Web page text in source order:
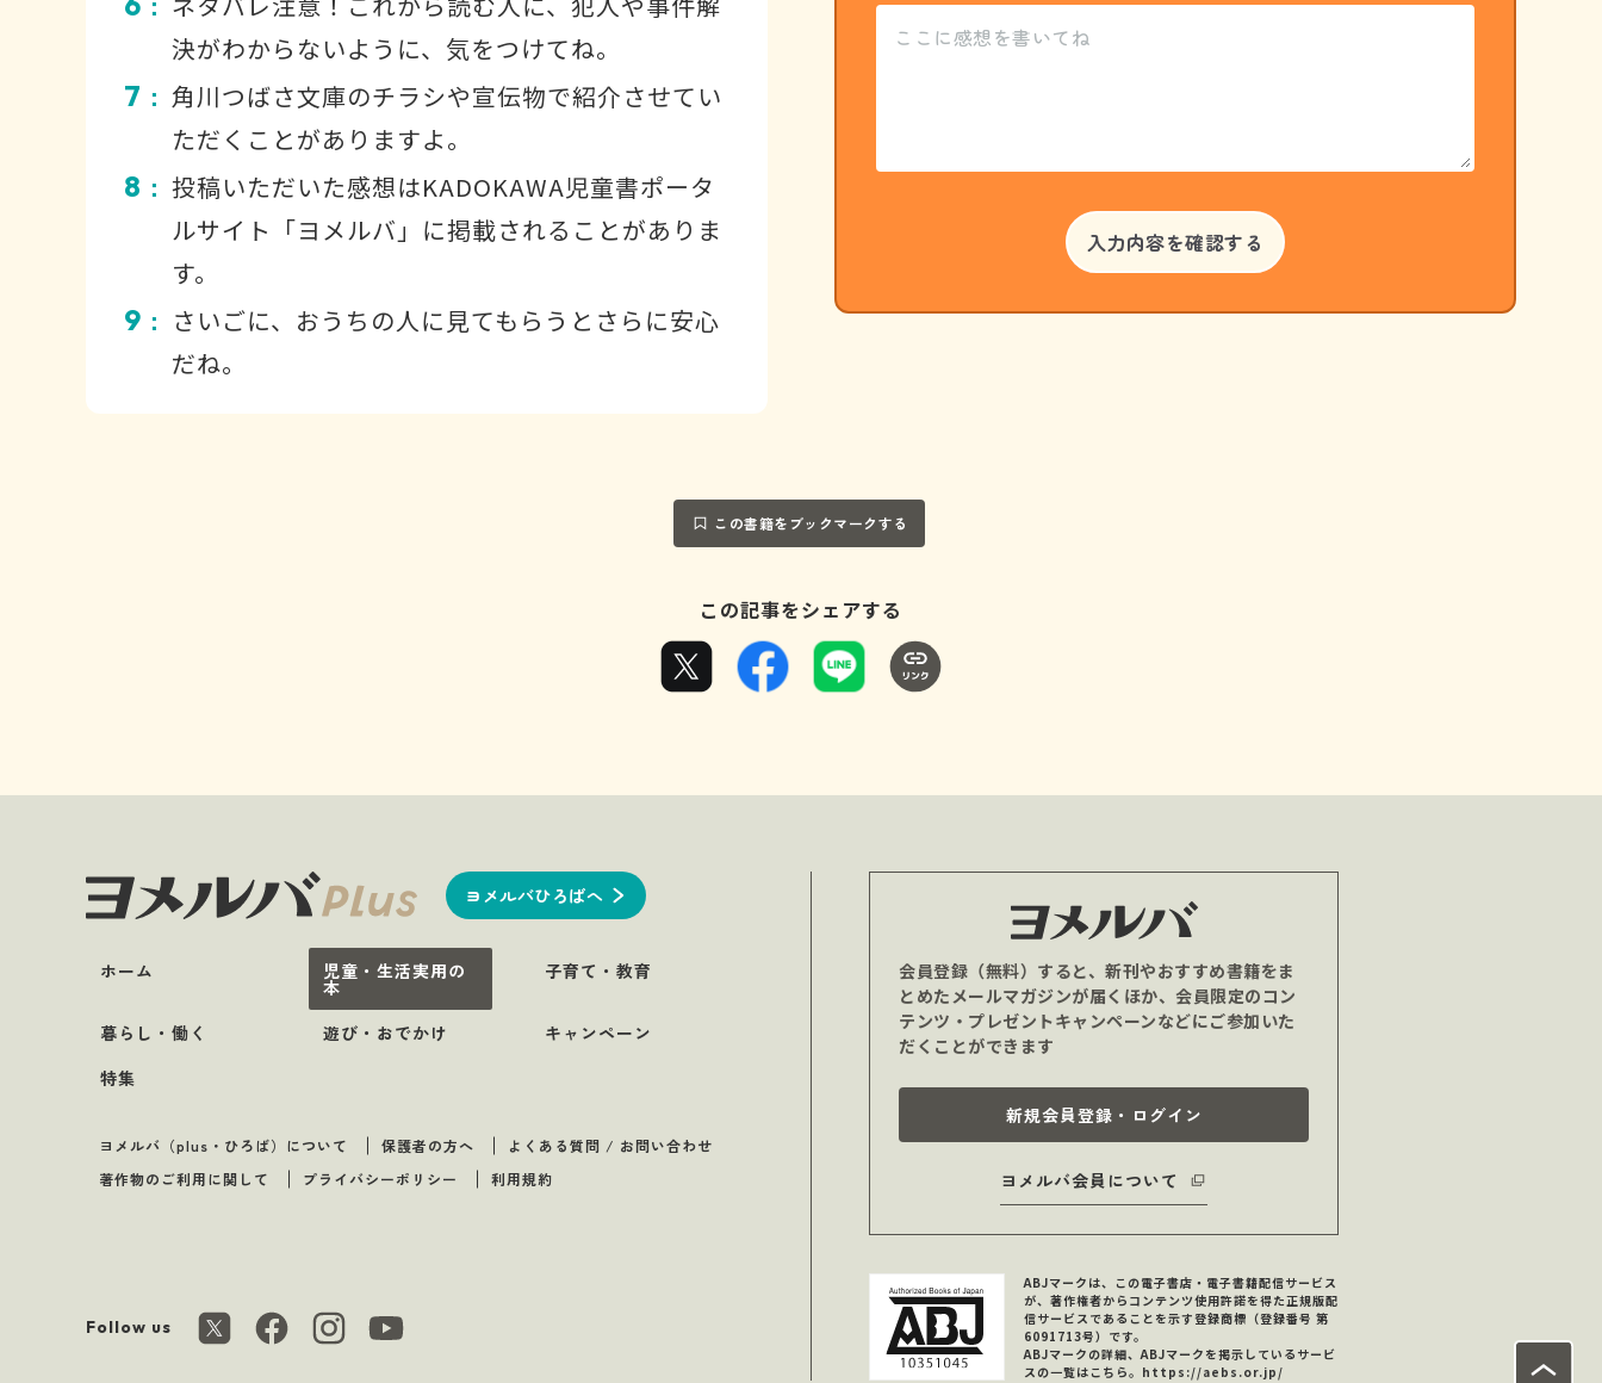
：
決がわからないように、気をつけてね。
7 ： 角川つばさ文庫のチラシや宣伝物で紹介させてい
ただくことがありますよ。
8 ： 投稿いただいた感想はKADOKAWA児童書ポータ
ルサイト「ヨメルバ」に掲載されることがありま
す。
9 ：
さいごに、おうちの人に見てもらうとさらに安心
だね。
この書籍をブックマークする
この記事をシェアする
ヨメルバひろばへ
ホーム 児童・生活実用の
本
子育て・教育
暮らし・働く 遊び・おでかけ
キャンペーン
特集
ヨメルバ（plus・ひろば）について 保護者の方へ
よくある質問 / お問い合わせ
著作物のご利用に関して
プライバシーポリシー 利用規約
Follow us
会員登録（無料）すると、新刊やおすすめ書籍をま
とめたメールマガジンが届くほか、会員限定のコン
テンツ・プレゼントキャンペーンなどにご参加いた
だくことができます
新規会員登録・ログイン
ヨメルバ会員について
ABJマークは、この電子書店・電子書籍配信サービス
が、著作権者からコンテンツ使用許諾を得た正規版配
信サービスであることを示す登録商標（登録番号 第
6091713号）です。
ABJマークの詳細、ABJマークを掲示しているサービ
スの一覧はこちら。 https://aebs.or.jp/